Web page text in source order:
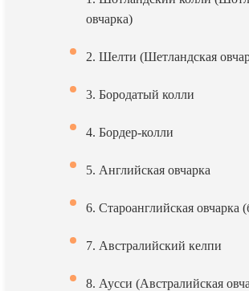
овчарка)
2. Шелти (Шетландская
3. Бородатый колли
4. Бордер-колли
5. Английская овчарка
6. Староанглийская овчарка
7. Австралийский келпи
8. Аусси (Австралийская